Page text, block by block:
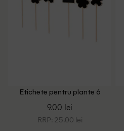
Etichete pentru plante 6
crem/negru
9.00 lei
RRP: 25.00 lei